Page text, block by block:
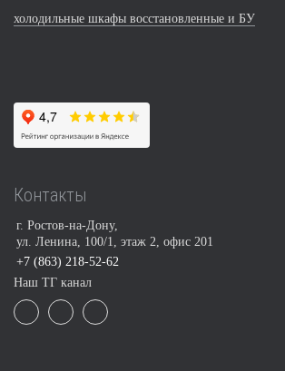
холодильные шкафы восстановленные и БУ
Контакты
г. Ростов-на-Дону,
ул. Ленина, 100/1, этаж 2, офис 201
+7 (863) 218-52-62
Наш ТГ канал